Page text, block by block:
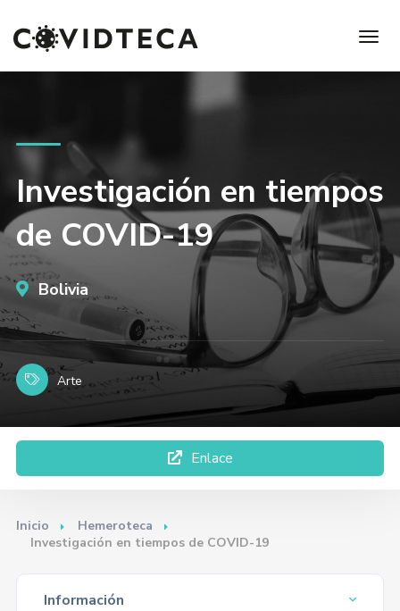
Investigación en tiempos
de COVID-19
Bolivia
Arte
Enlace
Inicio
Hemeroteca
Investigación en tiempos de COVID-19
Información